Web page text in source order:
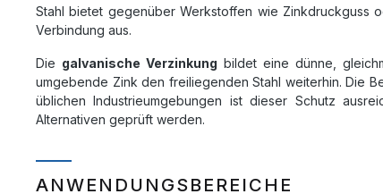
Stahl bietet gegenüber Werkstoffen wie Zinkdruckguss
Verbindung aus.
Die galvanische Verzinkung bildet eine dünne,
umgebende Zink den freiliegenden Stahl weiterhin. Die
üblichen Industrieumgebungen ist dieser Schutz
Alternativen geprüft werden.
ANWENDUNGSBEREICHE